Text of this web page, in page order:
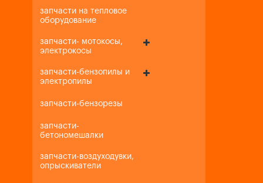
запчасти на тепловое
оборудование
запчасти- мотокосы,
электрокосы
запчасти-бензопилы и
электропилы
запчасти-бензорезы
запчасти-
бетономешалки
запчасти-воздуходувки,
опрыскиватели